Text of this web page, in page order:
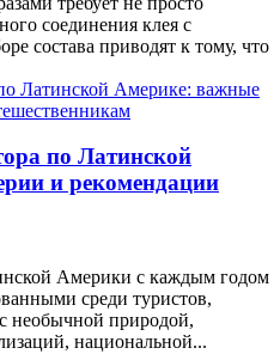
соединения клея с
состава приводят к тому, что
по Латинской
и рекомендации
Америки с каждым годом
среди туристов,
необычной природой,
национальной...